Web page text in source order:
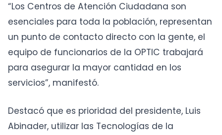
“Los Centros de Atención Ciudadana son
esenciales para toda la población, representan
un punto de contacto directo con la gente, el
equipo de funcionarios de la OPTIC trabajará
para asegurar la mayor cantidad en los
servicios”, manifestó.
Destacó que es prioridad del presidente, Luis
Abinader, utilizar las Tecnologías de la